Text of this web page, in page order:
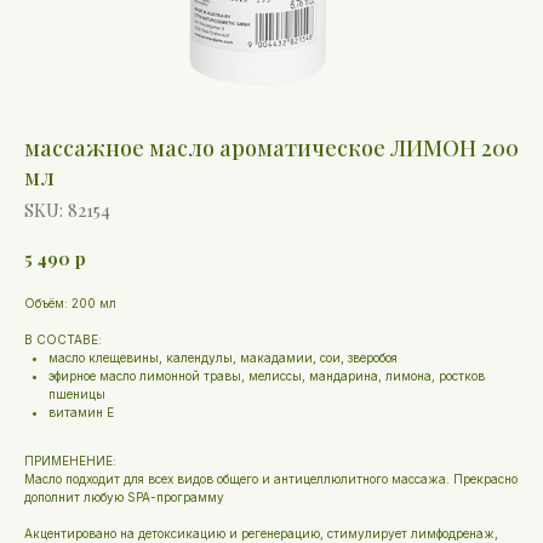
массажное масло ароматическое ЛИМОН 200
мл
SKU: 82154
5 490 р
Объём: 200 мл
В СОСТАВЕ:
масло клещевины, календулы, макадамии, сои, зверобоя
эфирное масло лимонной травы, мелиссы, мандарина, лимона, ростков
пшеницы
витамин E
ПРИМЕНЕНИЕ:
Масло подходит для всех видов общего и антицеллюлитного массажа. Прекрасно
дополнит любую SPA-программу
Акцентировано на детоксикацию и регенерацию, стимулирует лимфодренаж,